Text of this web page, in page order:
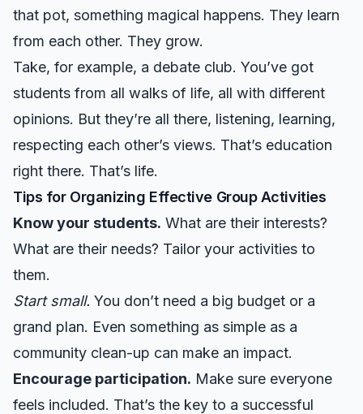
that pot, something magical happens. They learn
from each other. They grow.
Take, for example, a debate club. You’ve got
students from all walks of life, all with different
opinions. But they’re all there, listening, learning,
respecting each other’s views. That’s education
right there. That’s life.
Tips for Organizing Effective Group Activities
Know your students. What are their interests?
What are their needs? Tailor your activities to
them.
Start small. You don’t need a big budget or a
grand plan. Even something as simple as a
community clean-up can make an impact.
Encourage participation. Make sure everyone
feels included. That’s the key to a successful